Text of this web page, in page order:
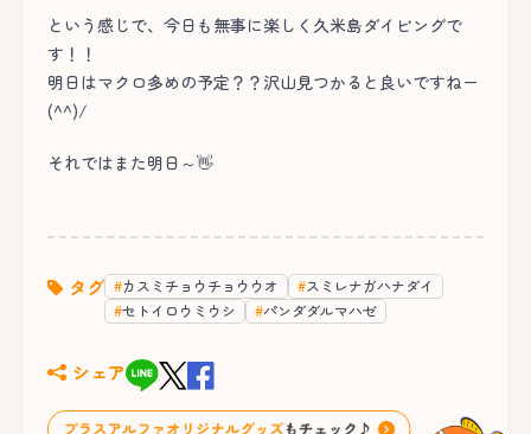
という感じで、今日も無事に楽しく久米島ダイビングで
す！！
明日はマクロ多めの予定？？沢山見つかると良いですねー
(^^)/
それではまた明日～👋
タグ カスミチョウチョウウオ
スミレナガハナダイ
セトイロウミウシ
パンダダルマハゼ
シェア